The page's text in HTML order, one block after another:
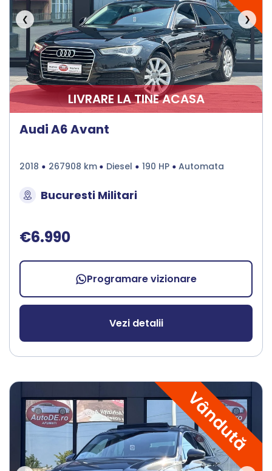
❮ ❯
LIVRARE LA TINE ACASA
Audi A6 Avant
2018 267908 km Diesel 190 HP Automata
Bucuresti Militari
€6.990
Programare vizionare
Vezi detalii
Vândută